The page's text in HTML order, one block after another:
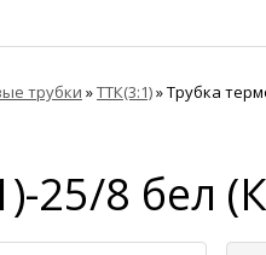
трубки »ТТК(3:1)»Трубка
25/8 бел